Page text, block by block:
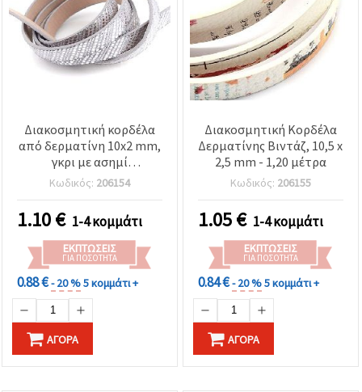
Διακοσμητική κορδέλα
από δερματίνη 10x2 mm,
γκρι με ασημί
λεπτομέρεια - 1,20 μ.
Κωδικός: 206154
1.10€ 1-4 κομμάτι
ΕΚΠΤΏΣΕΙΣ
ΓΙΑ ΠΟΣΌΤΗΤΑ
0.88 €- 20 %5 κομμάτι +
ΑΓΟΡΆ
Διακοσμητική Κορδέλα
Δερματίνης Βιντάζ, 10,5 x
2,5 mm - 1,20 μέτρα
Κωδικός: 206155
1.05€ 1-4 κομμάτι
ΕΚΠΤΏΣΕΙΣ
ΓΙΑ ΠΟΣΌΤΗΤΑ
0.84 €- 20 %5 κομμάτι +
ΑΓΟΡΆ